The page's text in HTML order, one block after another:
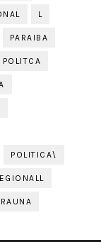
L
PARAIBA
POLITCA
POLITICA\